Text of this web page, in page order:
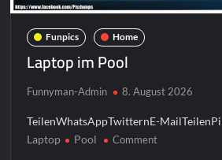
Funpics Home
Laptop im Pool
Funnyman-Admin 8. August 2026
TeilenWhatsAppTwitternE-
Laptop
Pool Commenton